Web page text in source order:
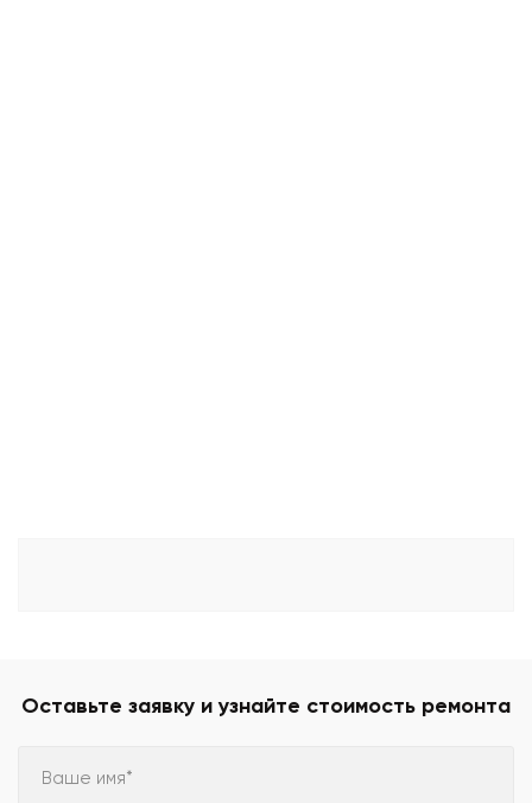
Оставьте заявку и узнайте стоимость ремонта
Ваше имя*